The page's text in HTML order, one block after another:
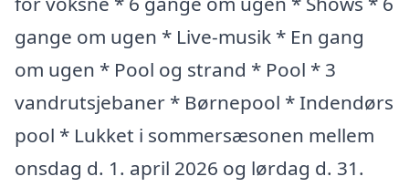
gange om ugen * Live-musik * En gang
om ugen * Pool og strand * Pool * 3
vandrutsjebaner * Børnepool * Indendørs
pool * Lukket i sommersæsonen mellem
onsdag d. 1. april 2026 og lørdag d. 31.